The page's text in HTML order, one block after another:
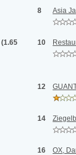
8 Asia
(1.65
10
12
14
16 OX,